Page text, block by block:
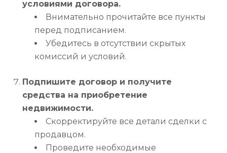
условиями договора.
Внимательно прочитайте все пункты
перед подписанием.
Убедитесь в отсутствии скрытых
комиссий и условий.
Подпишите договор и получите
средства на приобретение
недвижимости.
Скорректируйте все детали сделки с
продавцом.
Проведите необходимые